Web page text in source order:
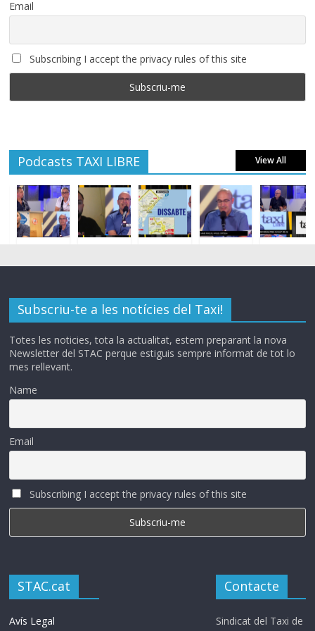
Email
Subscribing I accept the privacy rules of this site
Podcasts TAXI LIBRE View All
Subscriu-te a les notícies del Taxi!
Totes les noticies, tota la actualitat, estem preparant la nova
Newsletter del STAC perque estiguis sempre informat de tot lo
mes rellevant.
Name
Email
Subscribing I accept the privacy rules of this site
STAC.cat
Avís Legal
Contacte
Sindicat del Taxi de